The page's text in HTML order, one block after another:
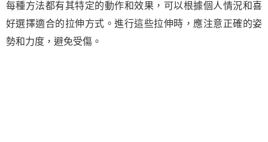
每種方法都有其特定的動作和效果，可以根據個人情況和喜
好選擇適合的拉伸方式。進行這些拉伸時，應注意正確的姿
勢和力度，避免受傷。